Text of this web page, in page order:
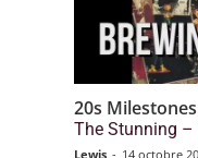
20s Milestones
The Stunning –
Lewis - 14 octobre